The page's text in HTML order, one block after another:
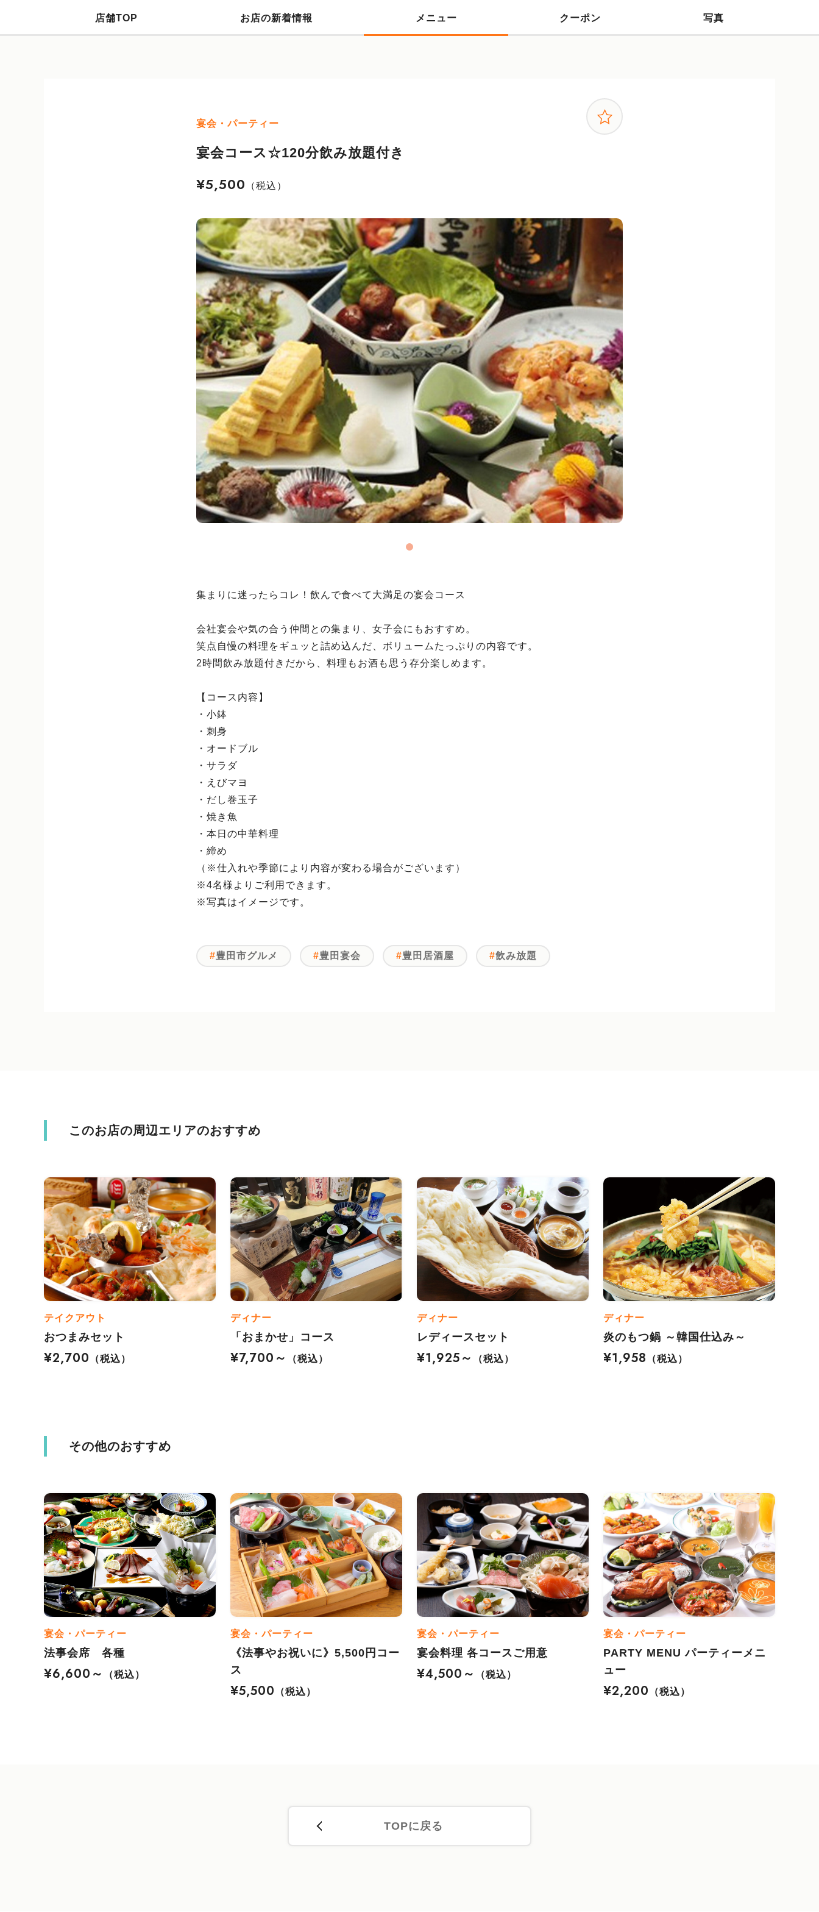
店舗TOP お店の新着情報 メニュー クーポン 写真
宴会・パーティー
宴会コース☆120分飲み放題付き
¥5,500 （税込）
集まりに迷ったらコレ！飲んで食べて大満足の宴会コース
会社宴会や気の合う仲間との集まり、女子会にもおすすめ。
笑点自慢の料理をギュッと詰め込んだ、ボリュームたっぷりの内容です。
2時間飲み放題付きだから、料理もお酒も思う存分楽しめます。
【コース内容】
・小鉢
・刺身
・オードブル
・サラダ
・えびマヨ
・だし巻玉子
・焼き魚
・本日の中華料理
・締め
（※仕入れや季節により内容が変わる場合がございます）
※4名様よりご利用できます。
※写真はイメージです。
豊田市グルメ 豊田宴会 豊田居酒屋 飲み放題
このお店の周辺エリアのおすすめ
テイクアウト
おつまみセット
¥2,700
（税込）
ディナー
「おまかせ」コース
¥7,700～
（税込）
ディナー
レディースセット
¥1,925～
（税込）
ディナー
炎のもつ鍋 ～韓国仕込み～
¥1,958
（税込）
その他のおすすめ
宴会・パーティー
法事会席 各種
¥6,600～
（税込）
宴会・パーティー
《法事やお祝いに》5,500円コー
ス
¥5,500
（税込）
宴会・パーティー
宴会料理 各コースご用意
¥4,500～
（税込）
宴会・パーティー
PARTY MENU パーティーメニ
ュー
¥2,200
（税込）
TOPに戻る